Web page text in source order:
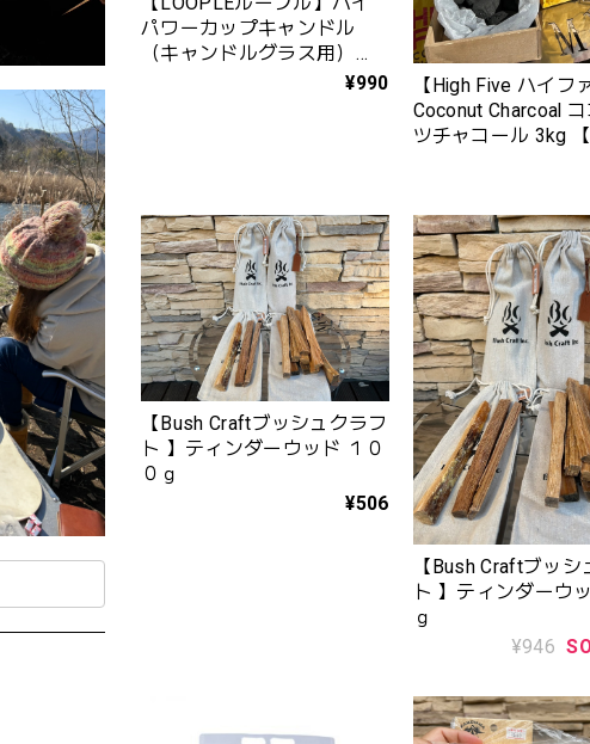
パワーカップキャンドル
（キャンドルグラス用）
〈ペガサスキャンドル〉¥990
【High Five ハイフ
Coconut Charcoal
ツチャコール 3kg 【
【Bush Craftブッシュクラフ
ト 】ティンダーウッド １０
０ｇ
¥506
【Bush Craftブッシ
ト 】ティンダーウ
ｇ
¥946